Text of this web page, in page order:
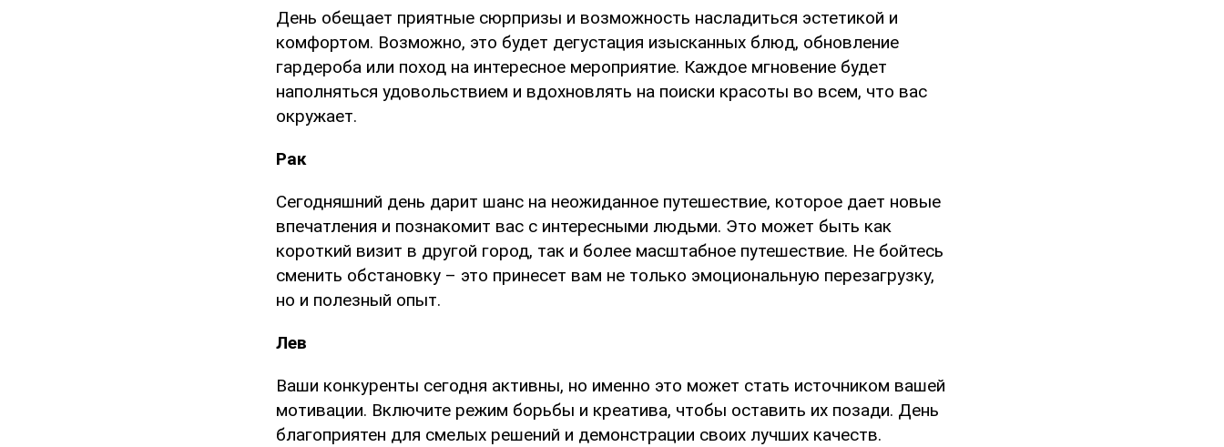
День обещает приятные сюрпризы и возможность насладиться эстетикой и
комфортом. Возможно, это будет дегустация изысканных блюд, обновление
гардероба или поход на интересное мероприятие. Каждое мгновение будет
наполняться удовольствием и вдохновлять на поиски красоты во всем, что вас
окружает.
Рак
Сегодняшний день дарит шанс на неожиданное путешествие, которое дает новые
впечатления и познакомит вас с интересными людьми. Это может быть как
короткий визит в другой город, так и более масштабное путешествие. Не бойтесь
сменить обстановку – это принесет вам не только эмоциональную перезагрузку,
но и полезный опыт.
Лев
Ваши конкуренты сегодня активны, но именно это может стать источником вашей
мотивации. Включите режим борьбы и креатива, чтобы оставить их позади. День
благоприятен для смелых решений и демонстрации своих лучших качеств.